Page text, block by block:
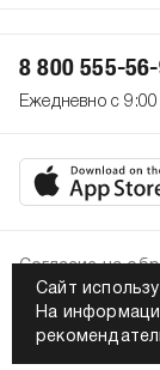
Сайт
На
8 800 555-
Ежедневно с
2026. Все
Политика
Согласие на